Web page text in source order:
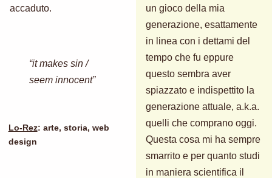
accaduto.
“it makes sin /
seem innocent”
Lo-Rez: arte, storia, web
design
un gioco della mia
generazione, esattamente
in linea con i dettami del
tempo che fu eppure
questo sembra aver
spiazzato e indispettito la
generazione attuale, a.k.a.
quelli che comprano oggi.
Questa cosa mi ha sempre
smarrito e per quanto studi
in maniera scientifica il